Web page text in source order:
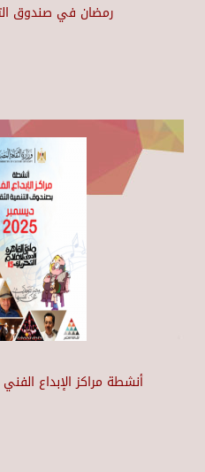
رمضان في صندوق
أنشطة مراكز الإبداع